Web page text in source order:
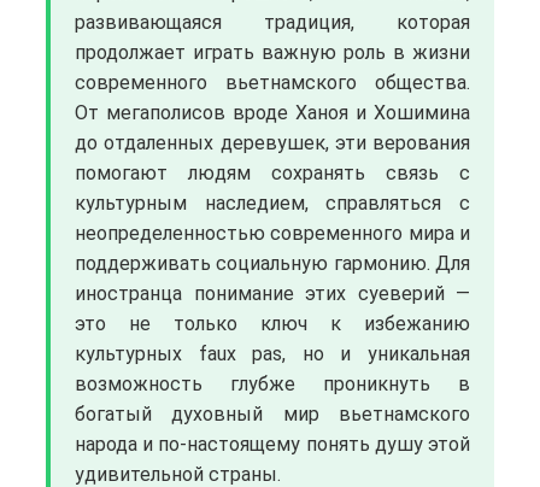
развивающаяся традиция, которая
продолжает играть важную роль в жизни
современного вьетнамского общества.
От мегаполисов вроде Ханоя и Хошимина
до отдаленных деревушек, эти верования
помогают людям сохранять связь с
культурным наследием, справляться с
неопределенностью современного мира и
поддерживать социальную гармонию. Для
иностранца понимание этих суеверий —
это не только ключ к избежанию
культурных faux pas, но и уникальная
возможность глубже проникнуть в
богатый духовный мир вьетнамского
народа и по-настоящему понять душу этой
удивительной страны.